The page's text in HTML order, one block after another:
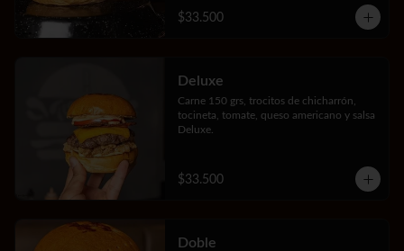
$33.500
Deluxe
Carne 150 grs, trocitos de chicharrón,
tocineta, tomate, queso americano y salsa
Deluxe.
$33.500
Doble